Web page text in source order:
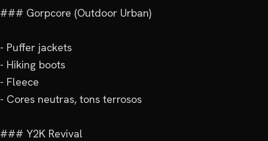
### Gorpcore (Outdoor Urban)
- Puffer jackets
- Hiking boots
- Fleece
- Cores neutras, tons terrosos
### Y2K Revival